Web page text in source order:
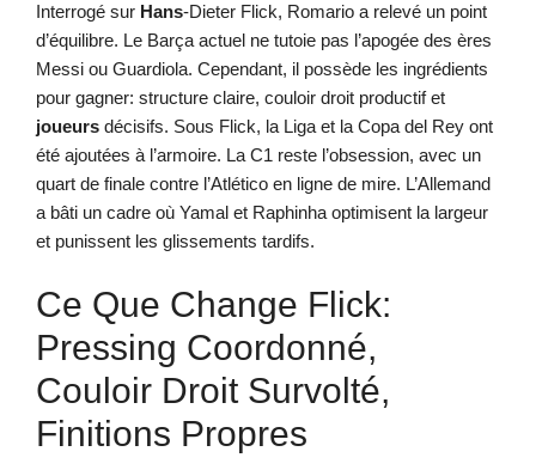
Interrogé sur Hans-Dieter Flick, Romario a relevé un point
d’équilibre. Le Barça actuel ne tutoie pas l’apogée des ères
Messi ou Guardiola. Cependant, il possède les ingrédients
pour gagner: structure claire, couloir droit productif et
joueurs décisifs. Sous Flick, la Liga et la Copa del Rey ont
été ajoutées à l’armoire. La C1 reste l’obsession, avec un
quart de finale contre l’Atlético en ligne de mire. L’Allemand
a bâti un cadre où Yamal et Raphinha optimisent la largeur
et punissent les glissements tardifs.
Ce Que Change Flick:
Pressing Coordonné,
Couloir Droit Survolté,
Finitions Propres